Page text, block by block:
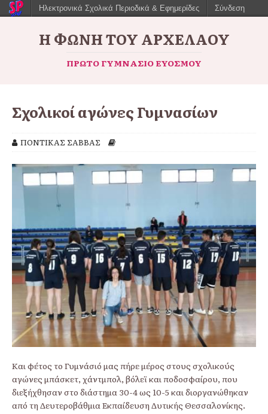
Η ΦΩΝΉ ΤΟΥ ΑΡΧΈΛΑΟΥ
ΠΡΏΤΟ ΓΥΜΝΆΣΙΟ ΕΥΌΣΜΟΥ
Σχολικοί αγώνες Γυμνασίων
ΠΟΝΤΙΚΑΣ ΣΑΒΒΑΣ
Και φέτος το Γυμνάσιό μας πήρε μέρος στους σχολικούς
αγώνες μπάσκετ, χάντμπολ, βόλεϊ και ποδοσφαίρου, που
διεξήχθησαν στο διάστημα 30-4 ως 10-5 και διοργανώθηκαν
από τη Δευτεροβάθμια Εκπαίδευση Δυτικής Θεσσαλονίκης.
Ηλεκτρονικά Σχολικά Περιοδικά & Εφημερίδες Σύνδεση